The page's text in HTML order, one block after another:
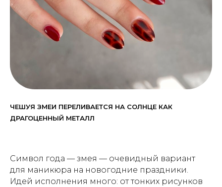
ЧЕШУЯ ЗМЕИ ПЕРЕЛИВАЕТСЯ НА СОЛНЦЕ КАК
ДРАГОЦЕННЫЙ МЕТАЛЛ
Символ года — змея — очевидный вариант
для маникюра на новогодние праздники.
Идей исполнения много: от тонких рисунков